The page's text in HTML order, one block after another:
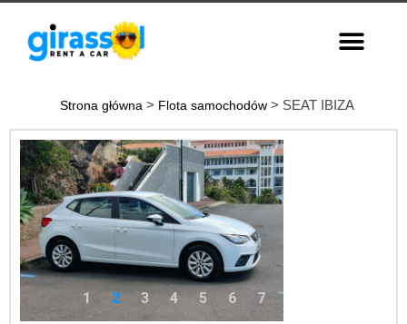
Strona główna > Flota samochodów> SEAT IBIZA
1 2 3 4 5 6 7